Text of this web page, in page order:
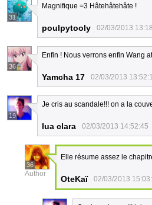
31
Magnifique =3 Hâtehâtehâte !
poulpytooly 02/03/2013
36
Enfin ! Nous verrons enfin Wang
Yamcha 17 02/03/2013
19
Je cris au scandale!!! on a la
lua clara 02/03/2013 14:52:45
36
Author
Elle résume assez le
OteKaï 02/03/2013